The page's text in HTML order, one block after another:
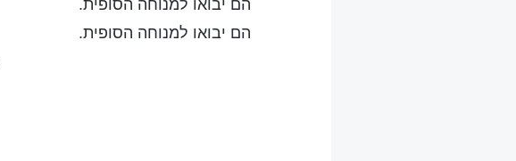
הם יבואו למנוחה הסופית.
הם יבואו למנוחה הסופית.